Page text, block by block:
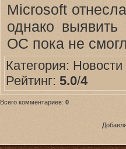
Microsoft
однако
ОС пока не
Категория:
Рейтинг: 5.0/4
Всего комментариев: 0